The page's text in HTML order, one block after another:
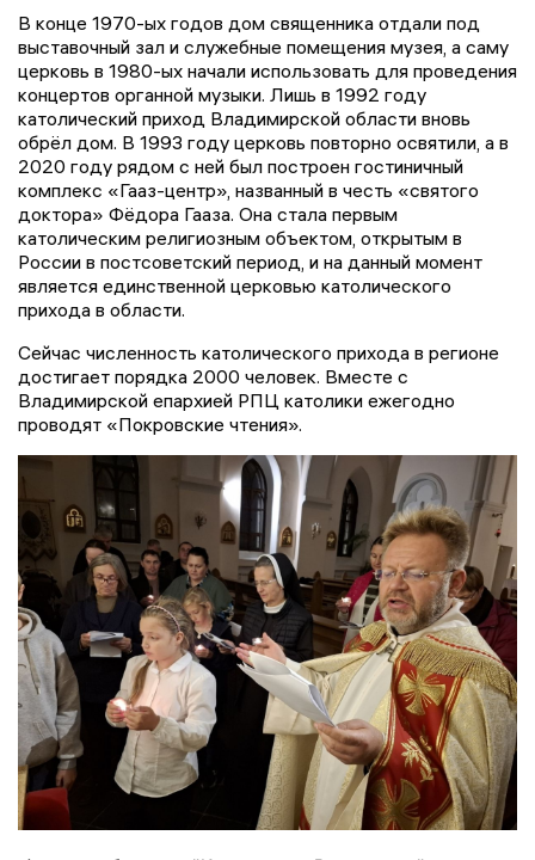
В конце 1970-ых годов дом священника отдали под
выставочный зал и служебные помещения музея, а саму
церковь в 1980-ых начали использовать для проведения
концертов органной музыки. Лишь в 1992 году
католический приход Владимирской области вновь
обрёл дом. В 1993 году церковь повторно освятили, а в
2020 году рядом с ней был построен гостиничный
комплекс «Гааз-центр», названный в честь «святого
доктора» Фёдора Гааза. Она стала первым
католическим религиозным объектом, открытым в
России в постсоветский период, и на данный момент
является единственной церковью католического
прихода в области.
Сейчас численность католического прихода в регионе
достигает порядка 2000 человек. Вместе с
Владимирской епархией РПЦ католики ежегодно
проводят «Покровские чтения».